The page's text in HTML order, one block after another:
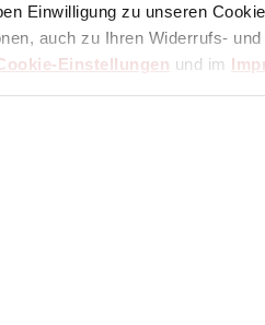
Einwilligung zu unseren
auch zu Ihren Widerrufs-
Einstellungen und im